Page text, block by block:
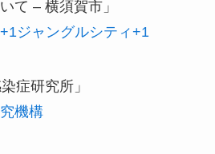
て – 横須賀市」
ジャングルシティ+1
症研究所」
機構